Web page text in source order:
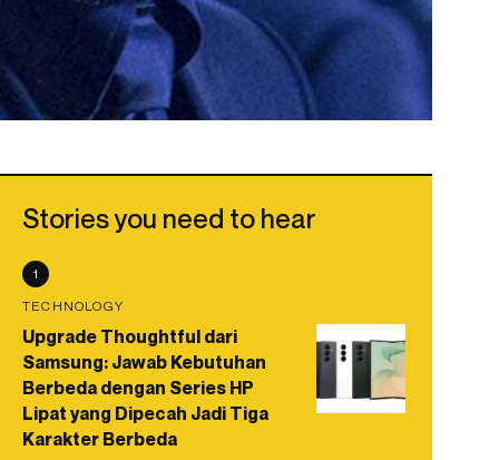
Stories you need to hear
1
TECHNOLOGY
Upgrade Thoughtful dari
Samsung: Jawab Kebutuhan
Berbeda dengan Series HP
Lipat yang Dipecah Jadi Tiga
Karakter Berbeda